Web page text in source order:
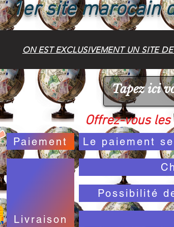
1er site marocain
ON EST EXCLUSIVEMENT UN SITE
Offrez-vous
Paiement Le paiement
Livraison
Possibilité